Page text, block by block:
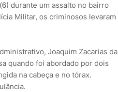
durante um assalto no bairro
Militar, os criminosos levaram
Joaquim Zacarias da
quando foi abordado por dois
na cabeça e no tórax.